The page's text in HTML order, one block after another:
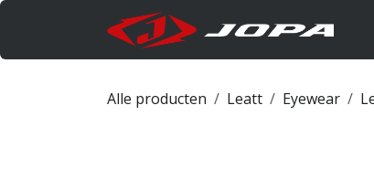
Overslaan naar inhoud
Alle producten Leatt Eyewear